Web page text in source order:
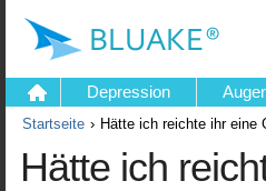
Depression
Startseite Hätte ich reichte ihr eine
Hätte ich